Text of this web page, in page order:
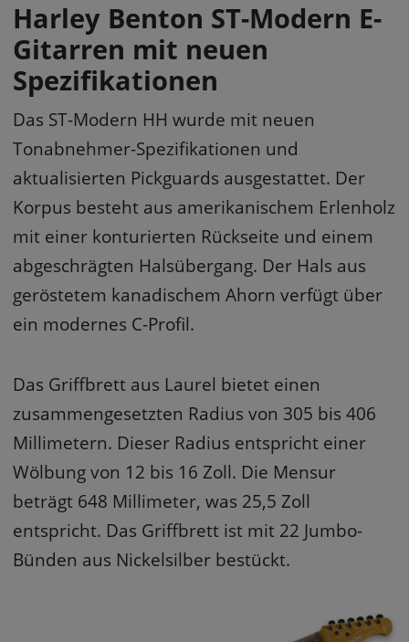
Harley Benton ST-Modern E-
Gitarren mit neuen
Spezifikationen
Das ST-Modern HH wurde mit neuen
Tonabnehmer-Spezifikationen und
aktualisierten Pickguards ausgestattet. Der
Korpus besteht aus amerikanischem Erlenholz
mit einer konturierten Rückseite und einem
abgeschrägten Halsübergang. Der Hals aus
geröstetem kanadischem Ahorn verfügt über
ein modernes C-Profil.
Das Griffbrett aus Laurel bietet einen
zusammengesetzten Radius von 305 bis 406
Millimetern. Dieser Radius entspricht einer
Wölbung von 12 bis 16 Zoll. Die Mensur
beträgt 648 Millimeter, was 25,5 Zoll
entspricht. Das Griffbrett ist mit 22 Jumbo-
Bünden aus Nickelsilber bestückt.